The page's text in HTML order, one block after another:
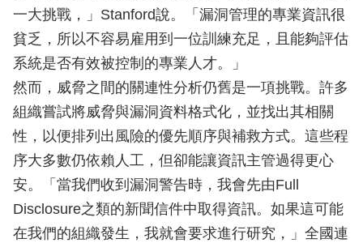
一大挑戰，」Stanford說。「漏洞管理的專業資訊很
貧乏，所以不容易雇用到一位訓練充足，且能夠評估
系統是否有效被控制的專業人才。」
然而，威脅之間的關連性分析仍舊是一項挑戰。許多
組織嘗試將威脅與漏洞資料格式化，並找出其相關
性，以便排列出風險的優先順序與補救方式。這些程
序大多數仍依賴人工，但卻能讓資訊主管過得更心
安。「當我們收到漏洞警告時，我會先由Full
Disclosure之類的新聞信件中取得資訊。如果這可能
在我們的組織發生，我就會要求進行研究，」全國連